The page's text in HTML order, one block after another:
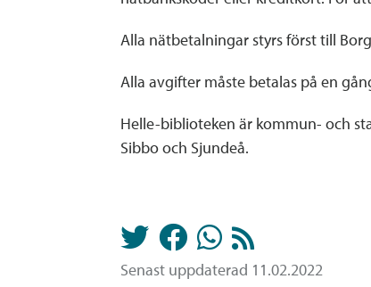
Alla nätbetalningar styrs först till
Alla avgifter måste betalas på en
Helle-biblioteken är kommun- och
Sibbo och Sjundeå.
Senast uppdaterad 11.02.2022